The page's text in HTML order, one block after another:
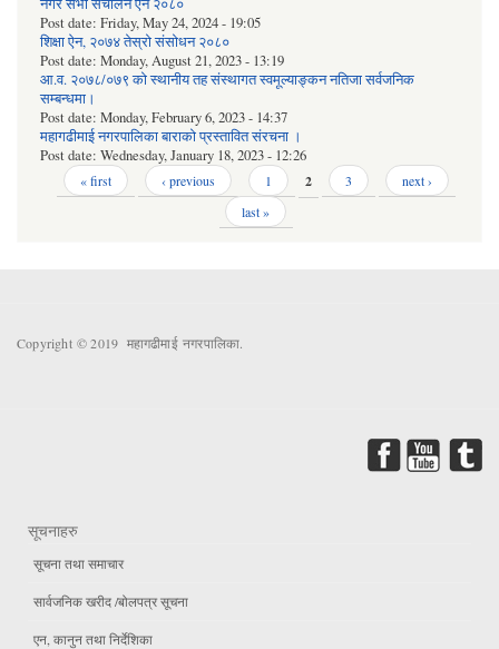
Post date: Friday, May 24, 2024 - 19:05
शिक्षा ऐन, २०७४ तेस्रो संसोधन २०८०
Post date: Monday, August 21, 2023 - 13:19
आ.व. २०७८/०७९ को स्थानीय तह संस्थागत स्वमूल्याङ्कन नतिजा सर्वजनिक
सम्बन्धमा।
Post date: Monday, February 6, 2023 - 14:37
महागढीमाई नगरपालिका बाराको प्रस्तावित संरचना ।
Post date: Wednesday, January 18, 2023 - 12:26
Pages« first ‹ previous 1 2 3
next ›
last »
Copyright © 2019 महागढीमाई नगरपालिका.
सूचनाहरु
सूचना तथा समाचार
सार्वजनिक खरीद /बोलपत्र सूचना
एन, कानुन तथा निर्देशिका